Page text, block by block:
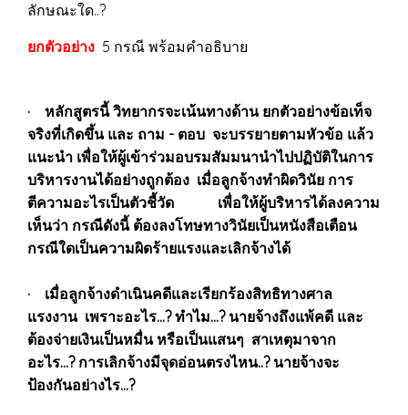
ลักษณะใด..?
ยกตัวอย่าง 5 กรณี พร้อมคำอธิบาย
· หลักสูตรนี้ วิทยากรจะเน้นทางด้าน ยกตัวอย่างข้อเท็จ
จริงที่เกิดขึ้น และ ถาม - ตอบ จะบรรยายตามหัวข้อ แล้ว
แนะนำ เพื่อให้ผู้เข้าร่วมอบรมสัมมนานำไปปฏิบัติในการ
บริหารงานได้อย่างถูกต้อง เมื่อลูกจ้างทำผิดวินัย การ
ตีความอะไรเป็นตัวชี้วัด เพื่อให้ผู้บริหารได้ลงความ
เห็นว่า กรณีดังนี้ ต้องลงโทษทางวินัยเป็นหนังสือเตือน
กรณีใดเป็นความผิดร้ายแรงและเลิกจ้างได้
· เมื่อลูกจ้างดำเนินคดีและเรียกร้องสิทธิทางศาล
แรงงาน เพราะอะไร...? ทำไม...? นายจ้างถึงแพ้คดี และ
ต้องจ่ายเงินเป็นหมื่น หรือเป็นแสนๆ สาเหตุมาจาก
อะไร...? การเลิกจ้างมีจุดอ่อนตรงไหน..? นายจ้างจะ
ป้องกันอย่างไร...?